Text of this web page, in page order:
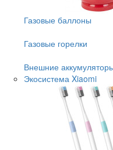
Газовые баллоны
Газовые горелки
Внешние
Экосистема Xiaomi